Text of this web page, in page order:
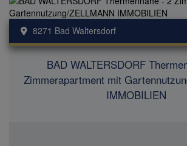
BAD WALTERSDORF
Zimmerapartment mit
IMMOBILIEN
8271 Bad Waltersdorf